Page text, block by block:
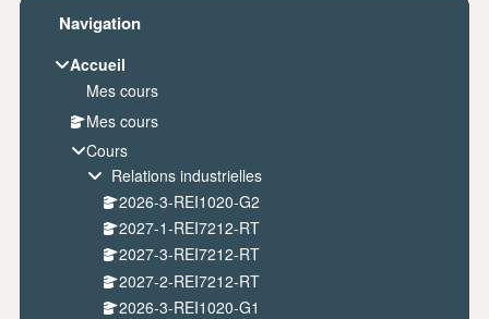
BlocsNavigation
Accueil
Mes cours
Mes cours
Cours
Relations industrielles
2026-3-REI1020-G2
2027-1-REI7212-RT
2027-3-REI7212-RT
2027-2-REI7212-RT
2026-3-REI1020-G1